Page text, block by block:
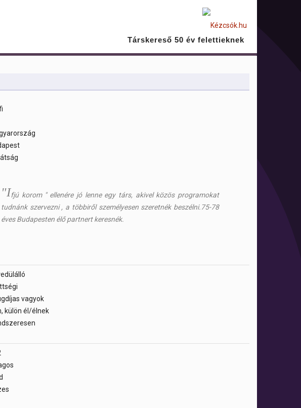
Társkereső 50 év felettieknek
"Ifjú korom " ellenére jó lenne egy társ, akivel közös programokat
tudnánk szervezni , a többiről személyesen szeretnék beszélni.75-78
éves Budapesten élő partnert keresnék.
vagyok
külön él/élnek